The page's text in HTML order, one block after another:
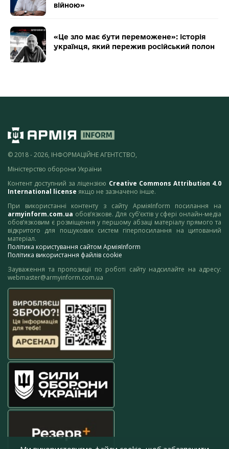
війною»
«Це зло має бути переможене»: історія
українця, який пережив російський полон
© 2018 - 2026, ІНФОРМАЦІЙНЕ АГЕНТСТВО,
Міністерство оборони України
Контент доступний за ліцензією Creative Commons Attribution 4.0
International license якщо не зазначено інше.
При використанні контенту з сайту АрміяInform посилання на
armyinform.com.ua обов’язкове. Для суб’єктів у сфері онлайн-медіа
обов’язковим є розміщення у першому абзаці матеріалу прямого та
відкритого для пошукових систем гіперпосилання на цитований
матеріал.
Політика користування сайтом АрміяInform
Політика використання файлів cookie
Зауваження та пропозиції по роботі сайту надсилайте на адресу:
webmaster@armyinform.com.ua